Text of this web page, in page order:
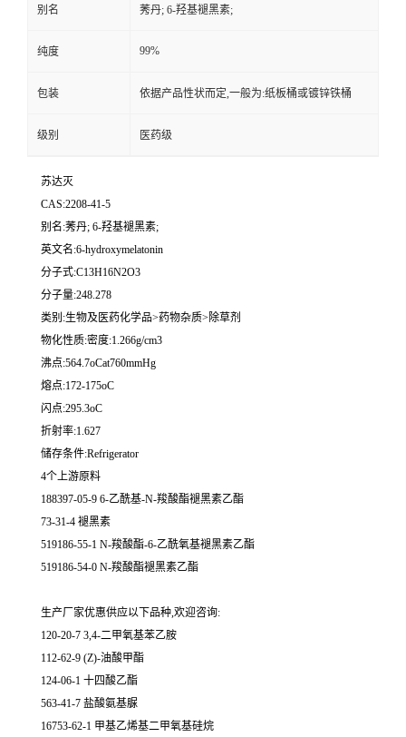
别名 莠丹; 6-羟基褪黑素;
纯度 99%
包装 依据产品性状而定,一般为:纸板桶或镀锌铁桶
级别 医药级
苏达灭
CAS:2208-41-5
别名:莠丹; 6-羟基褪黑素;
英文名:6-hydroxymelatonin
分子式:C13H16N2O3
分子量:248.278
类别:生物及医药化学品>药物杂质>除草剂
物化性质:密度:1.266g/cm3
沸点:564.7oCat760mmHg
熔点:172-175oC
闪点:295.3oC
折射率:1.627
储存条件:Refrigerator
4个上游原料
188397-05-9 6-乙酰基-N-羧酸酯褪黑素乙酯
73-31-4 褪黑素
519186-55-1 N-羧酸酯-6-乙酰氧基褪黑素乙酯
519186-54-0 N-羧酸酯褪黑素乙酯
生产厂家优惠供应以下品种,欢迎咨询:
120-20-7 3,4-二甲氧基苯乙胺
112-62-9 (Z)-油酸甲酯
124-06-1 十四酸乙酯
563-41-7 盐酸氨基脲
16753-62-1 甲基乙烯基二甲氧基硅烷